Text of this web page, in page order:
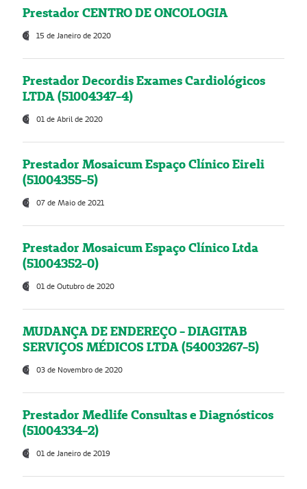
Prestador CENTRO DE ONCOLOGIA
15 de Janeiro de 2020
Prestador Decordis Exames Cardiológicos
LTDA (51004347-4)
01 de Abril de 2020
Prestador Mosaicum Espaço Clínico Eireli
(51004355-5)
07 de Maio de 2021
Prestador Mosaicum Espaço Clínico Ltda
(51004352-0)
01 de Outubro de 2020
MUDANÇA DE ENDEREÇO - DIAGITAB
SERVIÇOS MÉDICOS LTDA (54003267-5)
03 de Novembro de 2020
Prestador Medlife Consultas e Diagnósticos
(51004334-2)
01 de Janeiro de 2019